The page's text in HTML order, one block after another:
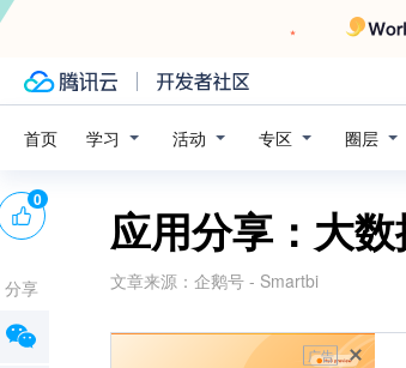
首页 学习 活动 专区 圈层
应用分享：大
文章来源： 企鹅号 - Smartbi
广告
0
分享